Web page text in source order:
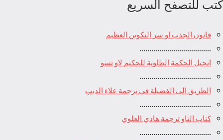
كتب للتصفح السريع
قانون الجذب او سر التكوين العظيم
انجيل الحكمة الطاوية للحكيم لاو تسو
الطريق الى الفضيلة في ترجمة علاء الديب
كتاب التاو ترجمة هادي العلوي